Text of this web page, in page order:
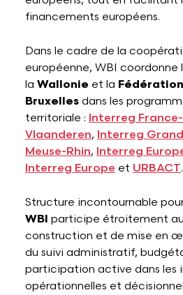
financements européens.
Dans le cadre de la
européenne, WBI
la Wallonie et la
Bruxelles dans les
territoriale : Interreg
Vlaanderen, Interreg
Meuse-Rhin, Interreg
Interreg Europe et URBACT.
Structure incontournable
WBI participe étroitement
construction et de mise en
du suivi administratif,
participation active dans les
opérationnelles et